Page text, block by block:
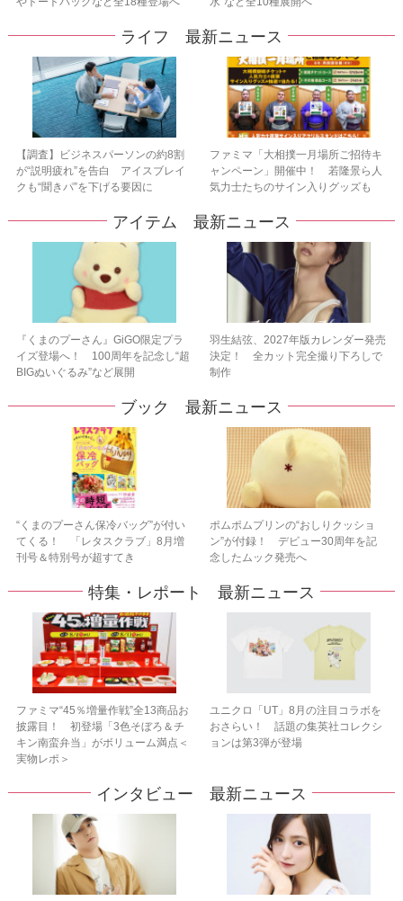
ライフ 最新ニュース
【調査】ビジネスパーソンの約8割
が“説明疲れ”を告白 アイスブレイ
クも“聞きパ”を下げる要因に
ファミマ「大相撲一月場所ご招待キ
ャンペーン」開催中！ 若隆景ら人
気力士たちのサイン入りグッズも
アイテム 最新ニュース
『くまのプーさん』GiGO限定プラ
イズ登場へ！ 100周年を記念し“超
BIGぬいぐるみ”など展開
羽生結弦、2027年版カレンダー発売
決定！ 全カット完全撮り下ろしで
制作
ブック 最新ニュース
“くまのプーさん保冷バッグ”が付い
てくる！ 「レタスクラブ」8月増
刊号＆特別号が超すてき
ポムポムプリンの“おしりクッショ
ン”が付録！ デビュー30周年を記
念したムック発売へ
特集・レポート 最新ニュース
ファミマ“45％増量作戦”全13商品お
披露目！ 初登場「3色そぼろ＆チ
キン南蛮弁当」がボリューム満点＜
実物レポ＞
ユニクロ「UT」8月の注目コラボを
おさらい！ 話題の集英社コレクシ
ョンは第3弾が登場
インタビュー 最新ニュース